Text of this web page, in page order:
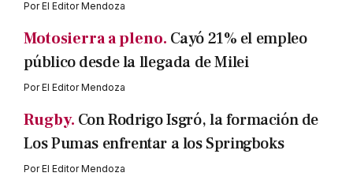
PorEl Editor Mendoza
Motosierra a pleno. Cayó 21% el empleo
público desde la llegada de Milei
PorEl Editor Mendoza
Rugby. Con Rodrigo Isgró, la formación de
Los Pumas enfrentar a los Springboks
PorEl Editor Mendoza